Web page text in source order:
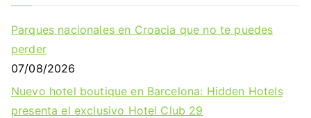
Parques nacionales en Croacia que no te puedes
perder
07/08/2026
Nuevo hotel boutique en Barcelona: Hidden Hotels
presenta el exclusivo Hotel Club 29